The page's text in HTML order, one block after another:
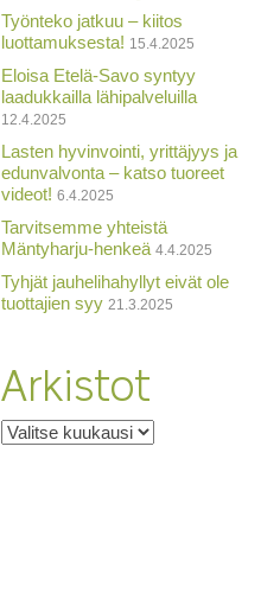
Työnteko jatkuu – kiitos
luottamuksesta! 15.4.2025
Eloisa Etelä-Savo syntyy
laadukkailla lähipalveluilla
12.4.2025
Lasten hyvinvointi, yrittäjyys ja
edunvalvonta – katso tuoreet
videot! 6.4.2025
Tarvitsemme yhteistä
Mäntyharju-henkeä 4.4.2025
Tyhjät jauhelihahyllyt eivät ole
tuottajien syy 21.3.2025
Arkistot
Arkistot